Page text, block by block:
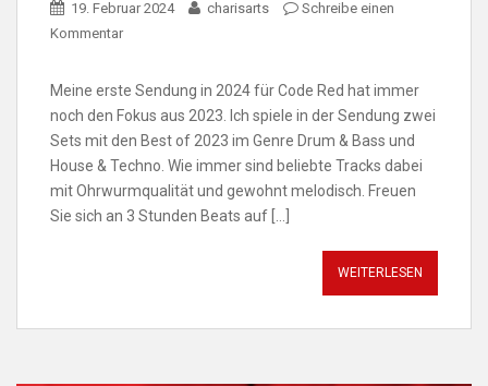
19. Februar 2024 charisarts
Schreibe einen
Kommentar
Meine erste Sendung in 2024 für Code Red hat immer
noch den Fokus aus 2023. Ich spiele in der Sendung zwei
Sets mit den Best of 2023 im Genre Drum & Bass und
House & Techno. Wie immer sind beliebte Tracks dabei
mit Ohrwurmqualität und gewohnt melodisch. Freuen
Sie sich an 3 Stunden Beats auf […]
WEITERLESEN